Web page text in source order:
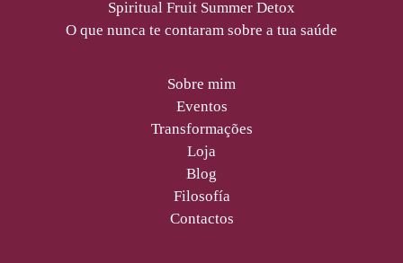
Spiritual Fruit Summer Detox
O que nunca te contaram sobre a tua saúde
Sobre mim
Eventos
Transformações
Loja
Blog
Filosofía
Contactos